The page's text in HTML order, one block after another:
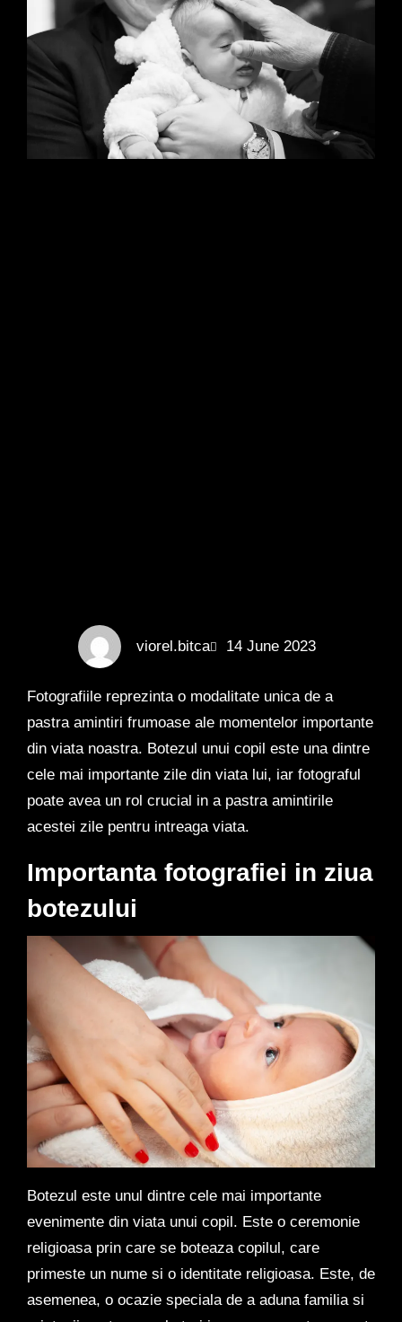
viorel.bitca 14 June 2023
Fotografiile reprezinta o modalitate unica de a
pastra amintiri frumoase ale momentelor importante
din viata noastra. Botezul unui copil este una dintre
cele mai importante zile din viata lui, iar fotograful
poate avea un rol crucial in a pastra amintirile
acestei zile pentru intreaga viata.
Importanta fotografiei in ziua
botezului
Botezul este unul dintre cele mai importante
evenimente din viata unui copil. Este o ceremonie
religioasa prin care se boteaza copilul, care
primeste un nume si o identitate religioasa. Este, de
asemenea, o ocazie speciala de a aduna familia si